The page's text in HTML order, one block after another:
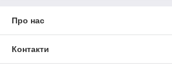
Про нас
Контакти